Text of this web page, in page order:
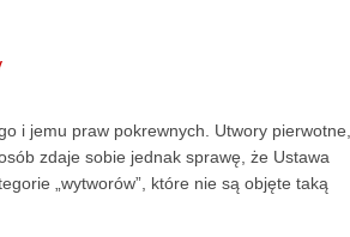
i jemu praw pokrewnych. Utwory pierwotne,
zdaje sobie jednak sprawę, że Ustawa
„wytworów”, które nie są objęte taką